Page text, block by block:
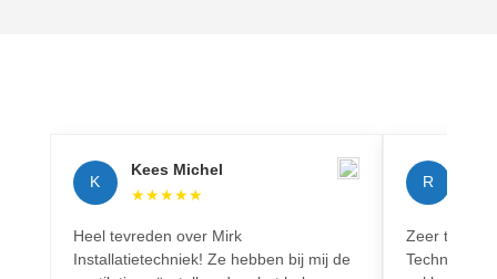
K
Kees Michel
★★★★★
Heel tevreden over Mirk
Installatietechniek! Ze hebben bij mij de
R
Zeer
Techniek!